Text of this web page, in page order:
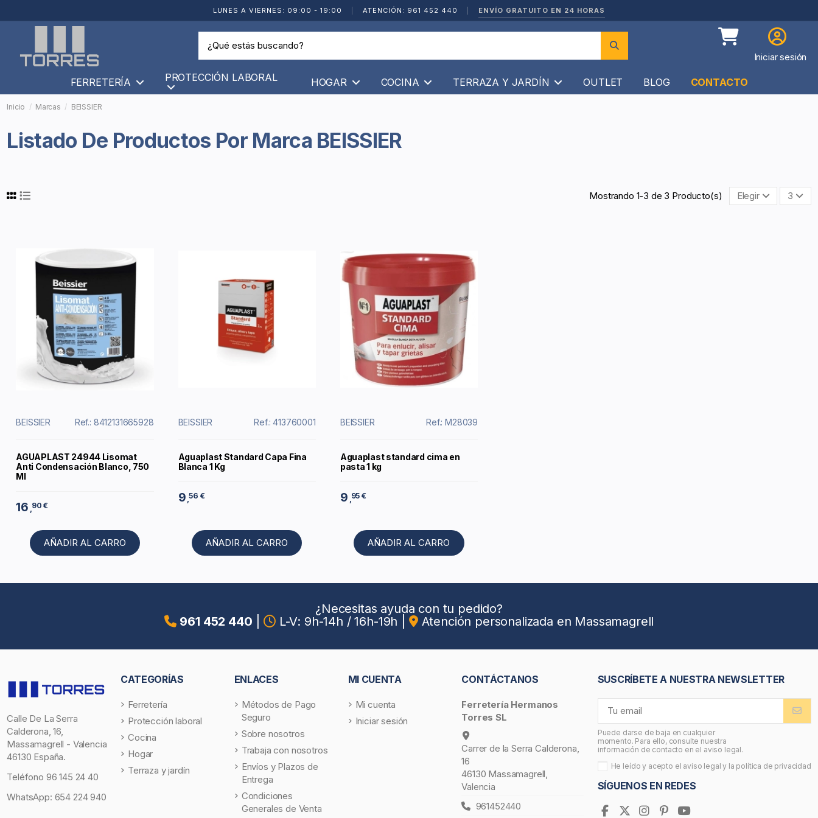
LUNES A VIERNES: 09:00 - 19:00 ATENCIÓN: 961 452 440 ENVÍO GRATUITO EN 24 HORAS
Iniciar sesión
FERRETERÍA PROTECCIÓN LABORAL HOGAR COCINA TERRAZA Y JARDÍN OUTLET BLOG CONTACTO
Inicio Marcas BEISSIER
Listado De Productos Por Marca BEISSIER
Mostrando 1-3 de 3 Producto(s) Elegir 3
BEISSIER Ref.: 8412131665928
AGUAPLAST 24944 Lisomat
Anti Condensación Blanco, 750
Ml
16 ,90 €
AÑADIR AL CARRO
BEISSIER Ref.: 413760001
Aguaplast Standard Capa Fina
Blanca 1 Kg
9 ,56 €
AÑADIR AL CARRO
BEISSIER Ref.: M28039
Aguaplast standard cima en
pasta 1 kg
9 ,95 €
AÑADIR AL CARRO
¿Necesitas ayuda con tu pedido?
961 452 440
L-V: 9h-14h / 16h-19h Atención personalizada en Massamagrell
Calle De La Serra
Calderona, 16,
Massamagrell - Valencia
46130 España.
Teléfono 96 145 24 40
WhatsApp: 654 224 940
CATEGORÍAS
Ferretería
Protección laboral
Cocina
Hogar
Terraza y jardín
ENLACES
Métodos de Pago
Seguro
Sobre nosotros
Trabaja con nosotros
Envíos y Plazos de
Entrega
Condiciones
Generales de Venta
MI CUENTA
Mi cuenta
Iniciar sesión
CONTÁCTANOS
Ferretería Hermanos
Torres SL
Carrer de la Serra Calderona,
16
46130 Massamagrell,
Valencia
961452440
SUSCRÍBETE A NUESTRA NEWSLETTER
Puede darse de baja en cualquier
momento. Para ello, consulte nuestra
información de contacto en el aviso legal.
He leído y acepto el aviso legal y la política de privacidad
SÍGUENOS EN REDES